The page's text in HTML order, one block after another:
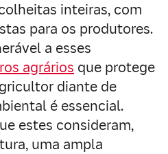
inteiras, com
para os produtores.
a esses
agrários que protege
diante de
é essencial.
estes consideram,
uma ampla